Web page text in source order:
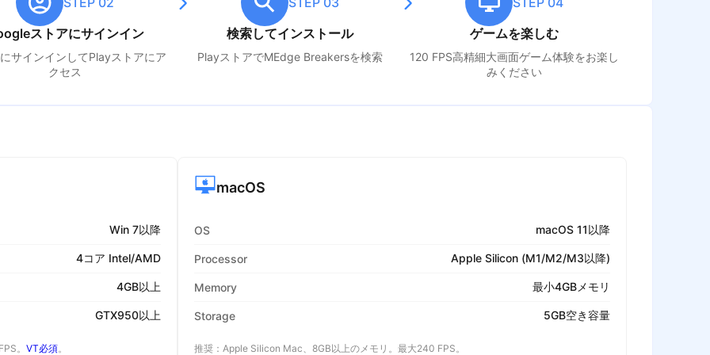
ストアにサインイン
サインインしてPlayストアにア
クセス
検索してインストール
PlayストアでMEdge Breakersを検索
ゲームを楽しむ
120 FPS高精細大画面ゲーム体験をお楽し
みください
Win 7以降
4コア Intel/AMD
4GB以上
GTX950以上
。 VT必須。
macOS
OS macOS 11以降
Processor Apple Silicon (M1/M2/M3以降)
Memory 最小4GBメモリ
Storage 5GB空き容量
推奨：Apple Silicon Mac、8GB以上のメモリ。最大240 FPS。